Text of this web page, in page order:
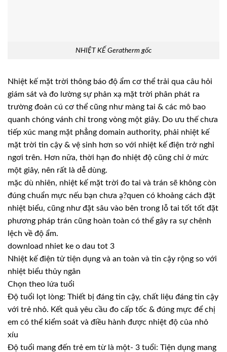
NHIỆT KẾ Geratherm gốc
Nhiệt kế mặt trời thông báo độ ẩm cơ thể trải qua câu hỏi
giám sát và đo lường sự phản xạ mặt trời phân phát ra
trường đoản cú cơ thể cũng như màng tai & các mô bao
quanh chóng vánh chỉ trong vòng một giây. Do ưu thế chưa
tiếp xúc mang mặt phẳng domain authority, phải nhiệt kế
mặt trời tin cậy & vệ sinh hơn so với nhiệt kế điện trở nghỉ
ngơi trên. Hơn nữa, thời hạn đo nhiệt độ cũng chỉ ở mức
một giây, nên rất là dễ dùng.
mặc dù nhiên, nhiệt kế mặt trời đo tai và trán sẽ không còn
đúng chuẩn mực nếu bạn chưa ạ?quen có khoảng cách đặt
nhiệt biểu, cũng như đặt sâu vào bên trong lỗ tai tốt tốt đặt
phương pháp trán cũng hoàn toàn có thể gây ra sự chênh
lệch về độ ẩm.
download nhiet ke o dau tot 3
Nhiệt kế điện tử tiện dụng và an toàn và tin cậy rộng so với
nhiệt biểu thủy ngân
Chọn theo lứa tuổi
Độ tuổi lọt lòng: Thiết bị đáng tin cậy, chất liệu đáng tin cậy
với trẻ nhỏ. Kết quả yêu cầu đo cấp tốc & đúng mực để chị
em có thể kiểm soát và điều hành được nhiệt độ của nhỏ
xíu
Độ tuổi mang đến trẻ em từ là một- 3 tuổi: Tiện dụng mang